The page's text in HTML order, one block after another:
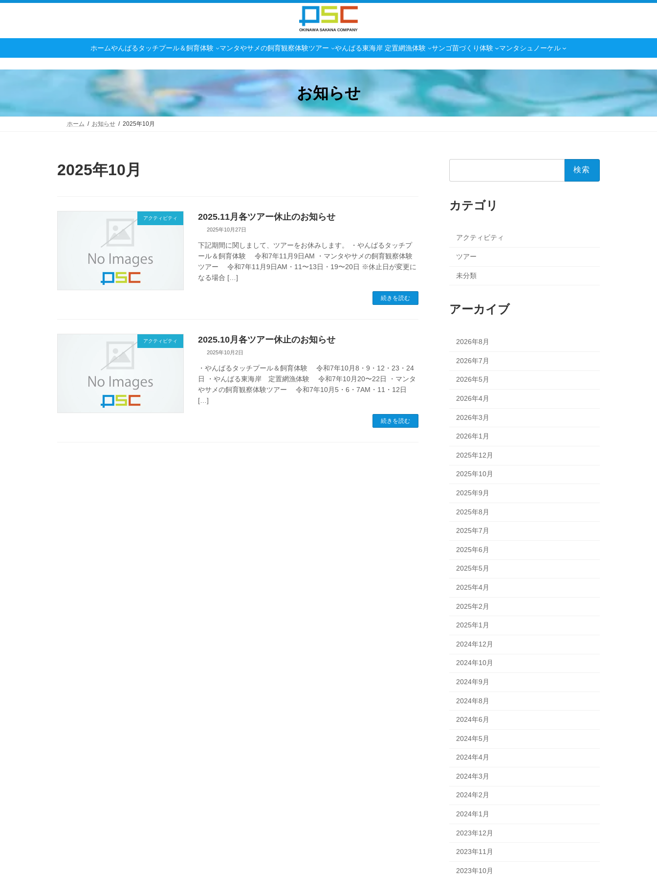
コ
ナ
ホームやんばるタッチプール＆飼育体験 マンタやサメの飼育観察体験ツアー やんばる東海岸 定置網漁体験 サンゴ苗づくり体験 マンタシュノーケル
お知らせ
ホーム お知らせ 2025年10月
2025年10月
アクティビティ 2025.11月各ツアー休止のお知らせ
2025年10月27日
下記期間に関しまして、ツアーをお休みします。 ・やんばるタッチプ
ール＆飼育体験 令和7年11月9日AM ・マンタやサメの飼育観察体験
ツアー 令和7年11月9日AM・11〜13日・19〜20日 ※休止日が変更に
なる場合 […]
続きを読む
アクティビティ 2025.10月各ツアー休止のお知らせ
2025年10月2日
・やんばるタッチプール＆飼育体験 令和7年10月8・9・12・23・24
日 ・やんばる東海岸 定置網漁体験 令和7年10月20〜22日 ・マンタ
やサメの飼育観察体験ツアー 令和7年10月5・6・7AM・11・12日
[…]
続きを読む
カテゴリ
アクティビティ
ツアー
未分類
アーカイブ
2026年8月
2026年7月
2026年5月
2026年4月
2026年3月
2026年1月
2025年12月
2025年10月
2025年9月
2025年8月
2025年7月
2025年6月
2025年5月
2025年4月
2025年2月
2025年1月
2024年12月
2024年10月
2024年9月
2024年8月
2024年6月
2024年5月
2024年4月
2024年3月
2024年2月
2024年1月
2023年12月
2023年11月
2023年10月